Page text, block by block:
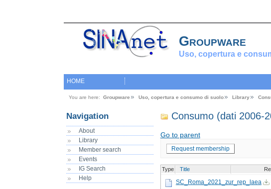
Groupware
Uso, copertura e
HOME
You are here: Groupware Uso, copertura e consumo di suolo Library
Navigation
About
Library
Member search
Events
IG Search
Help
Consumo (dati 2006-
Go to parent
Request membership
Type Title
SC_Roma_2021_zur_rep_laea